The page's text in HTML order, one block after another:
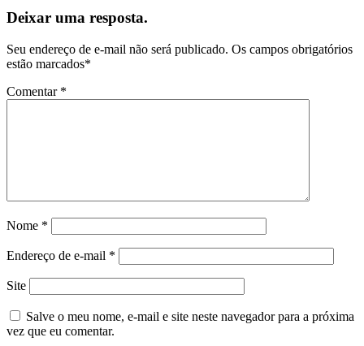
Deixar uma resposta.
Seu endereço de e-mail não será publicado. Os campos obrigatórios
estão marcados*
Comentar *
Nome *
Endereço de e-mail *
Site
Salve o meu nome, e-mail e site neste navegador para a próxima
vez que eu comentar.